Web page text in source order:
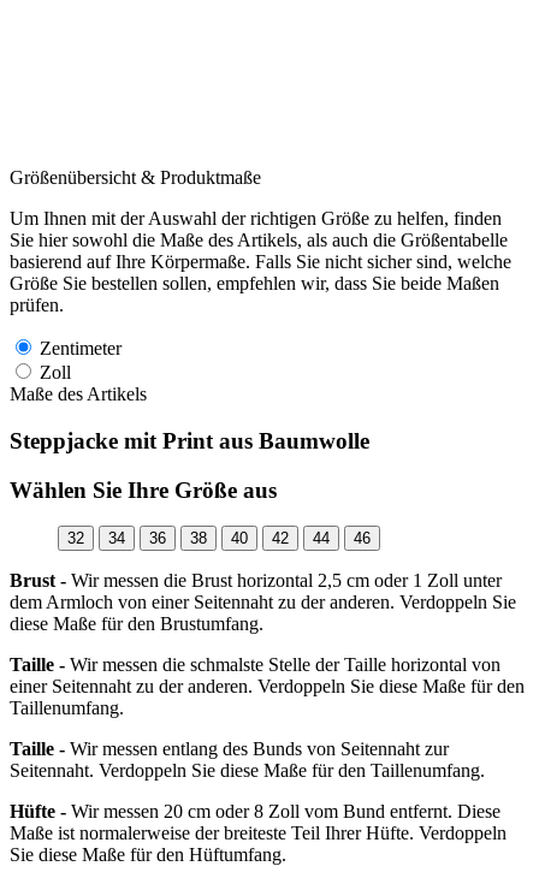
Größenübersicht & Produktmaße
Um Ihnen mit der Auswahl der richtigen Größe zu helfen, finden
Sie hier sowohl die Maße des Artikels, als auch die Größentabelle
basierend auf Ihre Körpermaße. Falls Sie nicht sicher sind, welche
Größe Sie bestellen sollen, empfehlen wir, dass Sie beide Maßen
prüfen.
Zentimeter
Zoll
Maße des Artikels
Steppjacke mit Print aus Baumwolle
Wählen Sie Ihre Größe aus
32 34 36 38 40 42 44 46
Brust - Wir messen die Brust horizontal 2,5 cm oder 1 Zoll unter
dem Armloch von einer Seitennaht zu der anderen. Verdoppeln Sie
diese Maße für den Brustumfang.
Taille - Wir messen die schmalste Stelle der Taille horizontal von
einer Seitennaht zu der anderen. Verdoppeln Sie diese Maße für den
Taillenumfang.
Taille - Wir messen entlang des Bunds von Seitennaht zur
Seitennaht. Verdoppeln Sie diese Maße für den Taillenumfang.
Hüfte - Wir messen 20 cm oder 8 Zoll vom Bund entfernt. Diese
Maße ist normalerweise der breiteste Teil Ihrer Hüfte. Verdoppeln
Sie diese Maße für den Hüftumfang.